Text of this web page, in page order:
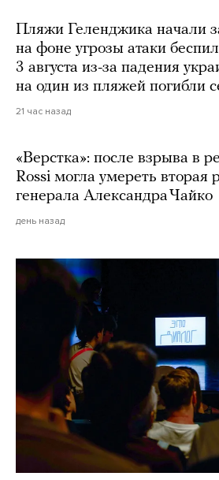
Пляжи Геленджика начали
на фоне угрозы атаки
3 августа из-за падения
на один из пляжей погибли
21 час назад
«Верстка»: после взрыва в
Rossi могла умереть вторая
генерала Александра Чайко
день назад